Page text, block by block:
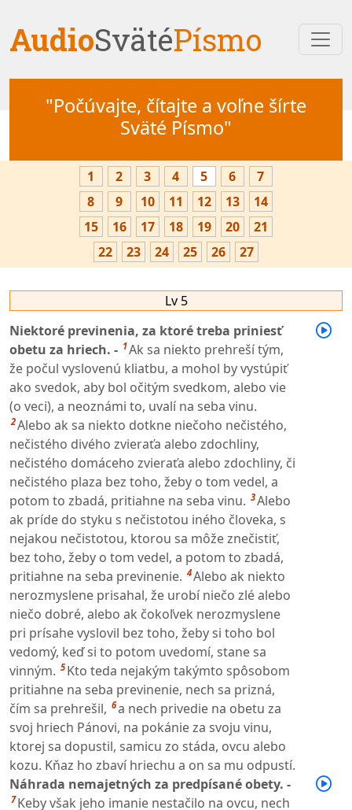
AudioSvätéPísmo
"Počúvajte, čítajte a voľne šírte
Sväté Písmo"
1 2 3 4 5 6
7
8
9 10 11 12 13
14
15
16 17 18 19 20
21
22
23 24 25 26 27
Lv 5
Niektoré previnenia, za ktoré treba priniesť
obetu za hriech. - 1Ak sa niekto prehreší tým,
že počul vyslovenú kliatbu, a mohol by vystúpiť
ako svedok, aby bol očitým svedkom, alebo vie
(o veci), a neoznámi to, uvalí na seba vinu.
2Alebo ak sa niekto dotkne niečoho nečistého,
nečistého divého zvieraťa alebo zdochliny,
nečistého domáceho zvieraťa alebo zdochliny, či
nečistého plaza bez toho, žeby o tom vedel, a
potom to zbadá, pritiahne na seba vinu. 3Alebo
ak príde do styku s nečistotou iného človeka, s
nejakou nečistotou, ktorou sa môže znečistiť,
bez toho, žeby o tom vedel, a potom to zbadá,
pritiahne na seba previnenie. 4Alebo ak niekto
nerozmyslene prisahal, že urobí niečo zlé alebo
niečo dobré, alebo ak čokoľvek nerozmyslene
pri prísahe vyslovil bez toho, žeby si toho bol
vedomý, keď si to potom uvedomí, stane sa
vinným. 5 Kto teda nejakým takýmto spôsobom
pritiahne na seba previnenie, nech sa prizná,
čím sa prehrešil, 6a nech privedie na obetu za
svoj hriech Pánovi, na pokánie za svoju vinu,
ktorej sa dopustil, samicu zo stáda, ovcu alebo
kozu. Kňaz ho zbaví hriechu a on sa mu odpustí.
Náhrada nemajetných za predpísané obety. -
7 Keby však jeho imanie nestačilo na ovcu, nech